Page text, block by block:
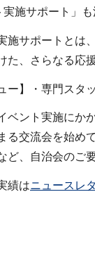
施サポート」も
サポートとは
た、さらなる応
ー】・専門ス
ベント実施にか
る交流会を始め
、自治会のご
績はニュースレ